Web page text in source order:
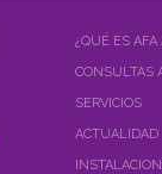
¿QUÉ ES AFA
CONSULTAS
SERVICIOS
ACTUALIDAD